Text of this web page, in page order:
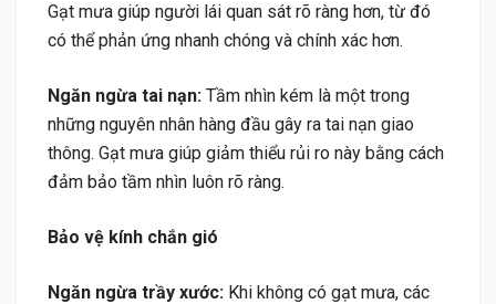
Gạt mưa giúp người lái quan sát rõ ràng hơn, từ đó
có thể phản ứng nhanh chóng và chính xác hơn.
Ngăn ngừa tai nạn: Tầm nhìn kém là một trong
những nguyên nhân hàng đầu gây ra tai nạn giao
thông. Gạt mưa giúp giảm thiểu rủi ro này bằng cách
đảm bảo tầm nhìn luôn rõ ràng.
Bảo vệ kính chắn gió
Ngăn ngừa trầy xước: Khi không có gạt mưa, các